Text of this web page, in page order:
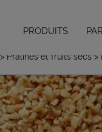
PRODUITS
> Pralinés et fruits secs >